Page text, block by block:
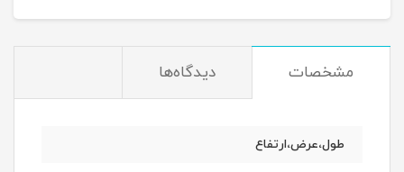
مشخصات دیدگاه‌ها
طول،عرض،ارتفاع